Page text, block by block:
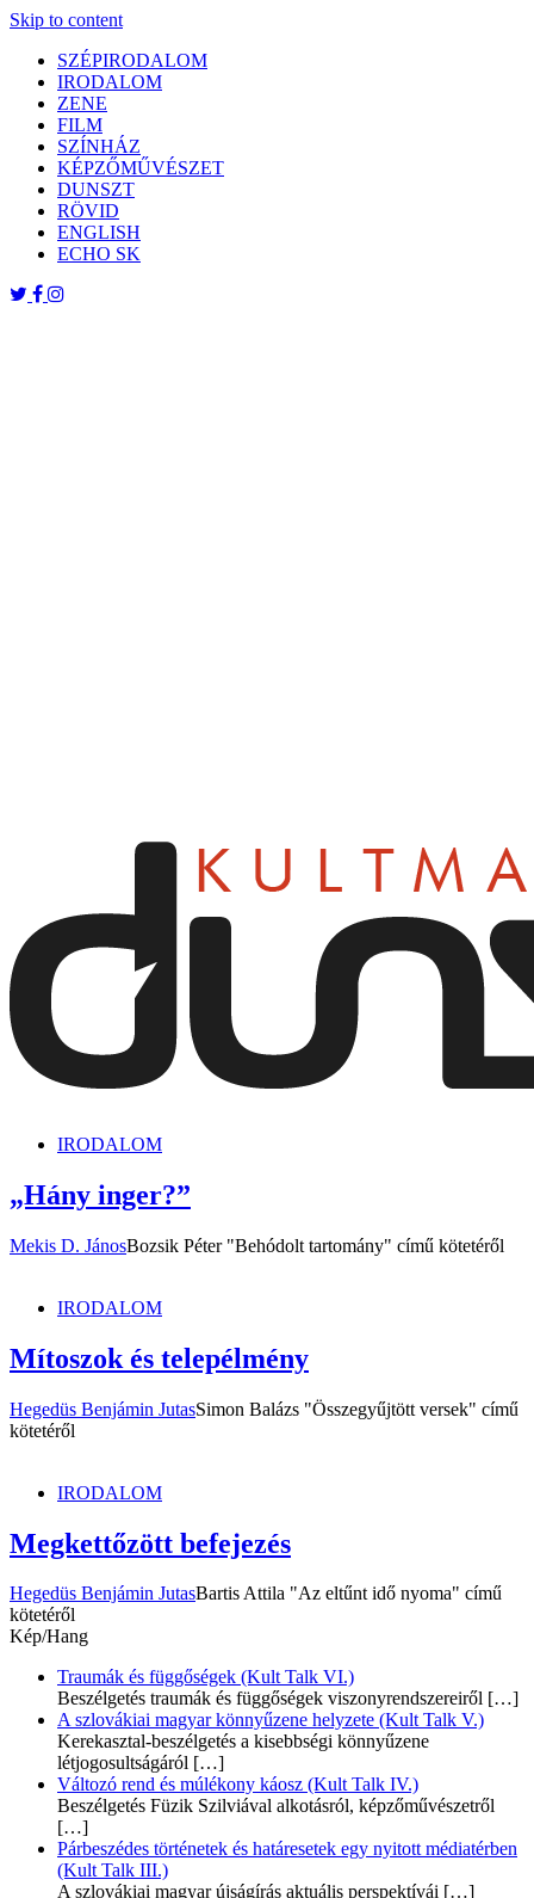
Skip to content
SZÉPIRODALOM
IRODALOM
ZENE
FILM
SZÍNHÁZ
KÉPZŐMŰVÉSZET
DUNSZT
RÖVID
ENGLISH
ECHO SK
IRODALOM
„Hány inger?”
Mekis D. JánosBozsik Péter "Behódolt tartomány" című kötetéről
IRODALOM
Mítoszok és telepélmény
Hegedüs Benjámin JutasSimon Balázs "Összegyűjtött versek" című
kötetéről
IRODALOM
Megkettőzött befejezés
Hegedüs Benjámin JutasBartis Attila "Az eltűnt idő nyoma" című
kötetéről
Kép/Hang
Traumák és függőségek (Kult Talk VI.)
Beszélgetés traumák és függőségek viszonyrendszereiről […]
A szlovákiai magyar könnyűzene helyzete (Kult Talk V.)
Kerekasztal-beszélgetés a kisebbségi könnyűzene
létjogosultságáról […]
Változó rend és múlékony káosz (Kult Talk IV.)
Beszélgetés Füzik Szilviával alkotásról, képzőművészetről
[…]
Párbeszédes történetek és határesetek egy nyitott médiatérben
(Kult Talk III.)
A szlovákiai magyar újságírás aktuális perspektívái […]